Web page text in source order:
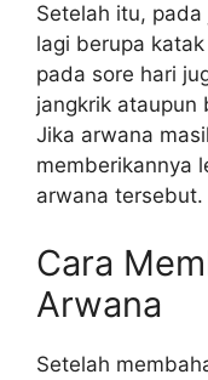
Setelah itu,
lagi berupa
pada sore hari
jangkrik ataupun
Jika arwana
memberikannya
arwana tersebut.
Cara
Arwana
Setelah